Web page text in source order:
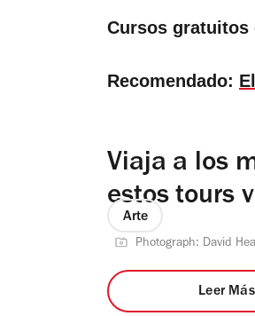
Cursos gratuitos
Recomendado:
Viaja a los
estos tours
Arte
Photograph: David
Leer Más